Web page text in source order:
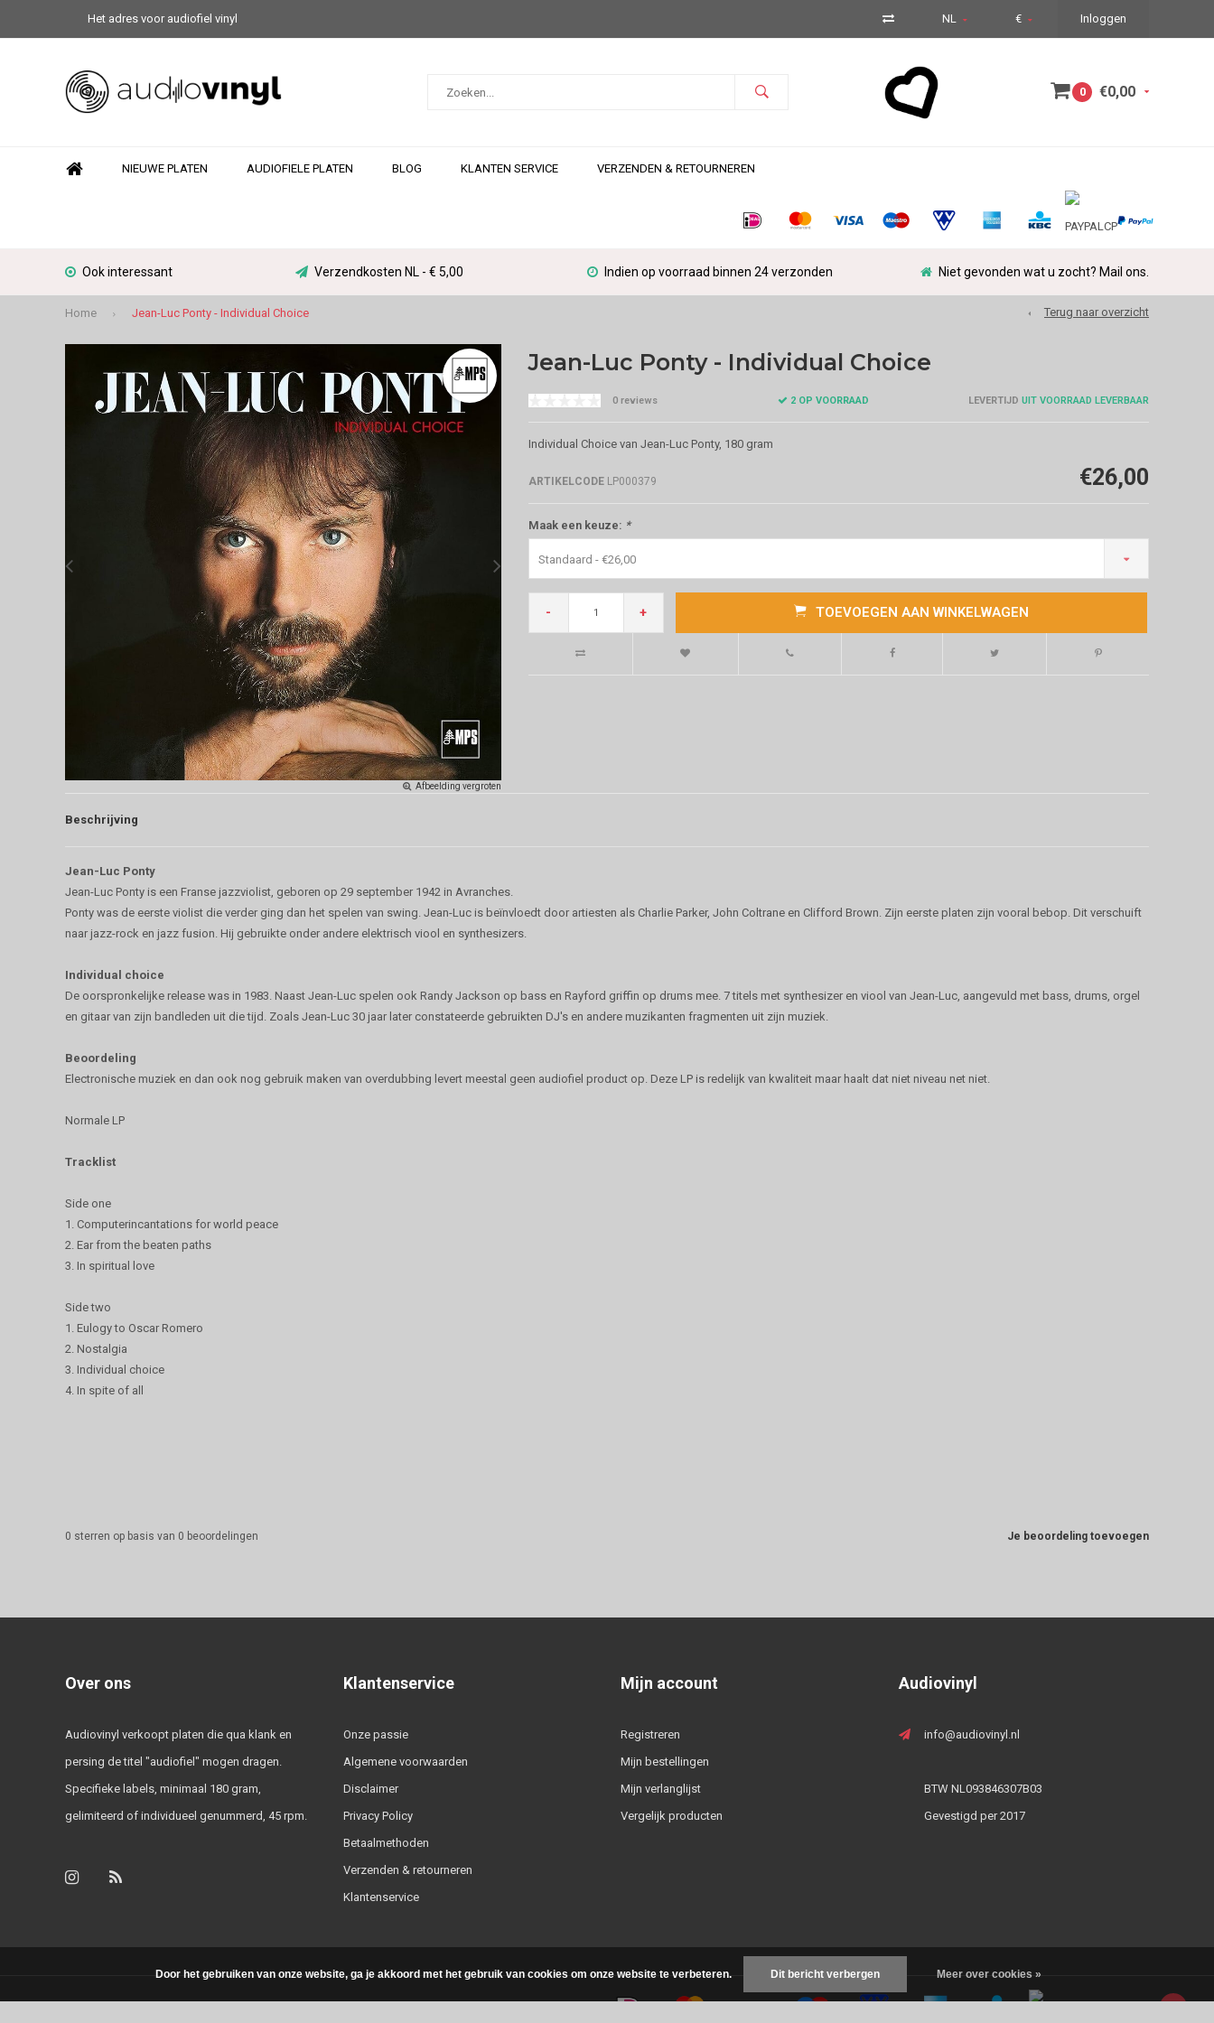
Het adres voor audiofiel vinyl NL € Inloggen
0 €0,00
NIEUWE PLATEN AUDIOFIELE PLATEN BLOG KLANTEN SERVICE VERZENDEN & RETOURNEREN
Ook interessant Verzendkosten NL - € 5,00 Indien op voorraad binnen 24 verzonden Niet gevonden wat u zocht? Mail ons.
Home Jean-Luc Ponty - Individual Choice Terug naar overzicht
Afbeelding vergroten
Jean-Luc Ponty - Individual Choice
0 reviews 2 OP VOORRAAD LEVERTIJD UIT VOORRAAD LEVERBAAR
Individual Choice van Jean-Luc Ponty, 180 gram
ARTIKELCODELP000379 €26,00
Maak een keuze: *
Standaard - €26,00
- + TOEVOEGEN AAN WINKELWAGEN
Beschrijving
Jean-Luc Ponty
Jean-Luc Ponty is een Franse jazzviolist, geboren op 29 september 1942 in Avranches.
Ponty was de eerste violist die verder ging dan het spelen van swing. Jean-Luc is beïnvloedt door artiesten als Charlie Parker, John Coltrane en Clifford Brown. Zijn eerste platen zijn vooral bebop. Dit verschuift
naar jazz-rock en jazz fusion. Hij gebruikte onder andere elektrisch viool en synthesizers.
Individual choice
De oorspronkelijke release was in 1983. Naast Jean-Luc spelen ook Randy Jackson op bass en Rayford griffin op drums mee. 7 titels met synthesizer en viool van Jean-Luc, aangevuld met bass, drums, orgel
en gitaar van zijn bandleden uit die tijd. Zoals Jean-Luc 30 jaar later constateerde gebruikten DJ's en andere muzikanten fragmenten uit zijn muziek.
Beoordeling
Electronische muziek en dan ook nog gebruik maken van overdubbing levert meestal geen audiofiel product op. Deze LP is redelijk van kwaliteit maar haalt dat niet niveau net niet.
Normale LP
Tracklist
Side one
1. Computerincantations for world peace
2. Ear from the beaten paths
3. In spiritual love
Side two
1. Eulogy to Oscar Romero
2. Nostalgia
3. Individual choice
4. In spite of all
Je beoordeling toevoegen
0 sterren op basis van 0 beoordelingen
Over ons
Audiovinyl verkoopt platen die qua klank en
persing de titel "audiofiel" mogen dragen.
Specifieke labels, minimaal 180 gram,
gelimiteerd of individueel genummerd, 45 rpm.
Klantenservice
Onze passie
Algemene voorwaarden
Disclaimer
Privacy Policy
Betaalmethoden
Verzenden & retourneren
Klantenservice
Mijn account
Registreren
Mijn bestellingen
Mijn verlanglijst
Vergelijk producten
Audiovinyl
info@audiovinyl.nl
BTW NL093846307B03
Gevestigd per 2017
Door het gebruiken van onze website, ga je akkoord met het gebruik van cookies om onze website te verbeteren. Dit bericht verbergen Meer over cookies »